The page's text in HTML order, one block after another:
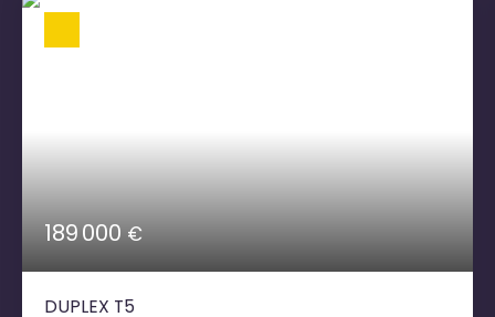
189 000 €
DUPLEX T5